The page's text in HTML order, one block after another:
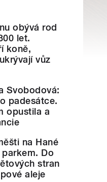
obývá rod
let.
koně,
vůz
Svobodová:
padesátce.
opustila a
na Hané
Do
stran
aleje